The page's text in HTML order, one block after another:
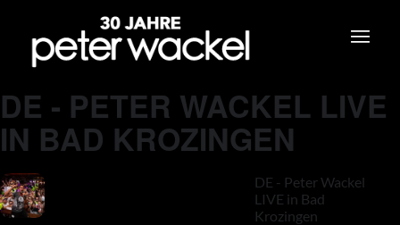
DE - PETER WACKEL LIVE
IN BAD KROZINGEN
DE - Peter Wackel
LIVE in Bad
Krozingen